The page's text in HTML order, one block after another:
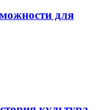
для